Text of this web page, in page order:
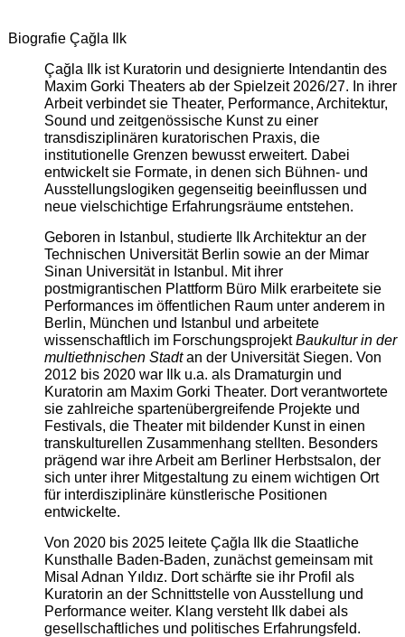
Biografie Çağla Ilk
Çağla Ilk ist Kuratorin und designierte Intendantin des
Maxim Gorki Theaters ab der Spielzeit 2026/27. In ihrer
Arbeit verbindet sie Theater, Performance, Architektur,
Sound und zeitgenössische Kunst zu einer
transdisziplinären kuratorischen Praxis, die
institutionelle Grenzen bewusst erweitert. Dabei
entwickelt sie Formate, in denen sich Bühnen- und
Ausstellungslogiken gegenseitig beeinflussen und
neue vielschichtige Erfahrungsräume entstehen.
Geboren in Istanbul, studierte Ilk Architektur an der
Technischen Universität Berlin sowie an der Mimar
Sinan Universität in Istanbul. Mit ihrer
postmigrantischen Plattform Büro Milk erarbeitete sie
Performances im öffentlichen Raum unter anderem in
Berlin, München und Istanbul und arbeitete
wissenschaftlich im ForschungsprojektBaukultur in der
multiethnischen Stadtan der Universität Siegen. Von
2012 bis 2020 war Ilk u.a. als Dramaturgin und
Kuratorin am Maxim Gorki Theater. Dort verantwortete
sie zahlreiche spartenübergreifende Projekte und
Festivals, die Theater mit bildender Kunst in einen
transkulturellen Zusammenhang stellten. Besonders
prägend war ihre Arbeit am Berliner Herbstsalon, der
sich unter ihrer Mitgestaltung zu einem wichtigen Ort
für interdisziplinäre künstlerische Positionen
entwickelte.
Von 2020 bis 2025 leitete Çağla Ilk die Staatliche
Kunsthalle Baden-Baden, zunächst gemeinsam mit
Misal Adnan Yıldız. Dort schärfte sie ihr Profil als
Kuratorin an der Schnittstelle von Ausstellung und
Performance weiter. Klang versteht Ilk dabei als
gesellschaftliches und politisches Erfahrungsfeld.